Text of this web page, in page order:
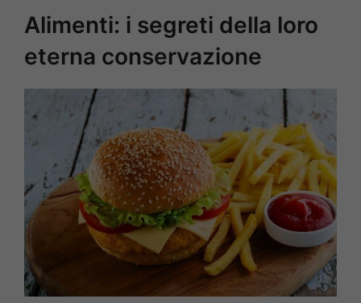
Alimenti: i segreti della loro
eterna conservazione